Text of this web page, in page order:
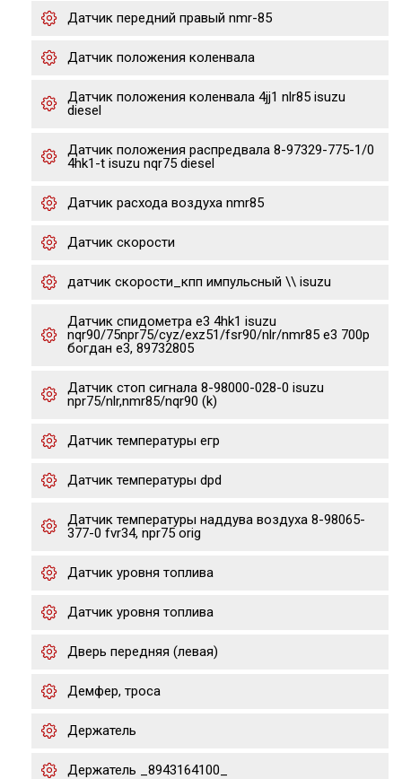
Датчик передний правый nmr-85
Датчик положения коленвала
Датчик положения коленвала 4jj1 nlr85 isuzu
diesel
Датчик положения распредвала 8-97329-775-1/0
4hk1-t isuzu nqr75 diesel
Датчик расхода воздуха nmr85
Датчик скорости
датчик скорости_кпп импульсный \\ isuzu
Датчик спидометра е3 4hk1 isuzu
nqr90/75npr75/cyz/exz51/fsr90/nlr/nmr85 e3 700p
богдан е3, 89732805
Датчик стоп сигнала 8-98000-028-0 isuzu
npr75/nlr,nmr85/nqr90 (k)
Датчик температуры егр
Датчик температуры dpd
Датчик температуры наддува воздуха 8-98065-
377-0 fvr34, npr75 orig
Датчик уровня топлива
Датчик уровня топлива
Дверь передняя (левая)
Демфер, троса
Держатель
Держатель _8943164100_